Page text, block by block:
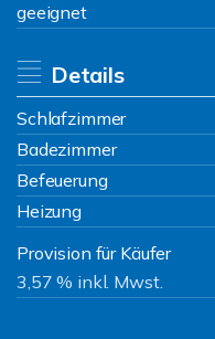
geeignet
Details
Schlafzimmer
Badezimmer
Befeuerung
Heizung
Provision für Käufer
3,57 % inkl. Mwst.